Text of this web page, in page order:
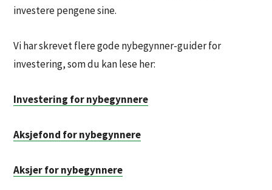
investere pengene sine.
Vi har skrevet flere gode nybegynner-guider for
investering, som du kan lese her:
Investering for nybegynnere
Aksjefond for nybegynnere
Aksjer for nybegynnere